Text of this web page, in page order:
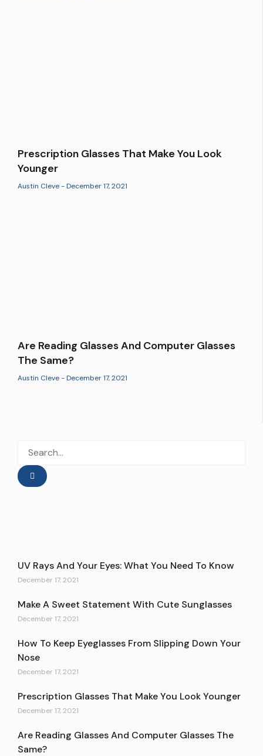
Prescription Glasses That Make You Look
Younger
Austin Cleve December 17, 2021
Are Reading Glasses And Computer Glasses
The Same?
Austin Cleve December 17, 2021
UV Rays And Your Eyes: What You Need To Know
December 17, 2021
Make A Sweet Statement With Cute Sunglasses
December 17, 2021
How To Keep Eyeglasses From Slipping Down Your
Nose
December 17, 2021
Prescription Glasses That Make You Look Younger
December 17, 2021
Are Reading Glasses And Computer Glasses The
Same?